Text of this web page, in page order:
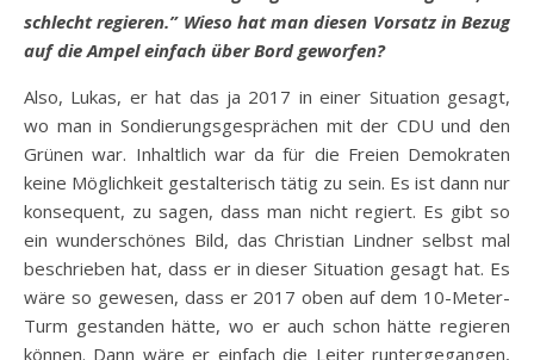
schlecht regieren.” Wieso hat man diesen Vorsatz in Bezug
auf die Ampel einfach über Bord geworfen?
Also, Lukas, er hat das ja 2017 in einer Situation gesagt,
wo man in Sondierungsgesprächen mit der CDU und den
Grünen war. Inhaltlich war da für die Freien Demokraten
keine Möglichkeit gestalterisch tätig zu sein. Es ist dann nur
konsequent, zu sagen, dass man nicht regiert. Es gibt so
ein wunderschönes Bild, das Christian Lindner selbst mal
beschrieben hat, dass er in dieser Situation gesagt hat. Es
wäre so gewesen, dass er 2017 oben auf dem 10-Meter-
Turm gestanden hätte, wo er auch schon hätte regieren
können. Dann wäre er einfach die Leiter runtergegangen,